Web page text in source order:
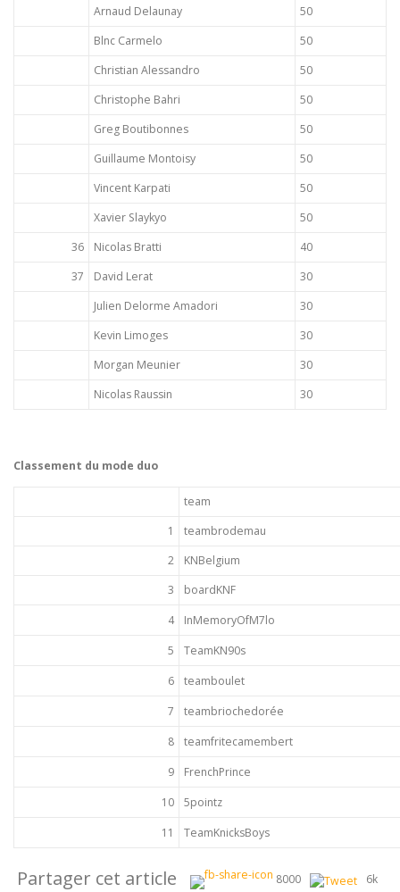
Arnaud Delaunay
50
Blnc Carmelo
50
Christian Alessandro
50
Christophe Bahri
50
Greg Boutibonnes
50
Guillaume Montoisy
50
Vincent Karpati
50
Xavier Slaykyo
50
36
Nicolas Bratti
40
37
David Lerat
30
Julien Delorme Amadori
30
Kevin Limoges
30
Morgan Meunier
30
Nicolas Raussin
30
Classement du mode duo
team
1
teambrodemau
2
KNBelgium
3
boardKNF
4
InMemoryOfM7lo
5
TeamKN90s
6
teamboulet
7
teambriochedorée
8
teamfritecamembert
9
FrenchPrince
10
5pointz
11
TeamKnicksBoys
Partager cet article 8000 6k